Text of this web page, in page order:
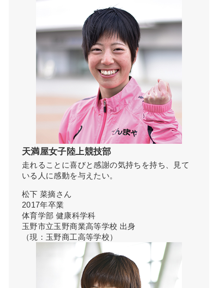
天満屋女子陸上競技部
走れることに喜びと感謝の気持ちを持ち、見て
いる人に感動を与えたい。
松下 菜摘さん
2017年卒業
体育学部 健康科学科
玉野市立玉野商業高等学校 出身
（現：玉野商工高等学校）